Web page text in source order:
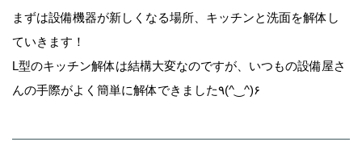
まずは設備機器が新しくなる場所、キッチンと洗面を解体し
ていきます！
L型のキッチン解体は結構大変なのですが、いつもの設備屋さ
んの手際がよく簡単に解体できました٩(^‿^)۶